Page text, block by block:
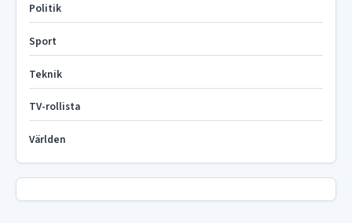
Politik
Sport
Teknik
TV-rollista
Världen